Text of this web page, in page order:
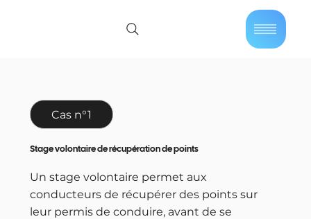
Cas n°1
Stage volontaire de récupération de points
Un stage volontaire permet aux
conducteurs de récupérer des points sur
leur permis de conduire, avant de se